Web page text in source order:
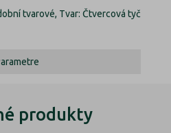
tvarové, Tvar: Čtvercová tyč
produkty